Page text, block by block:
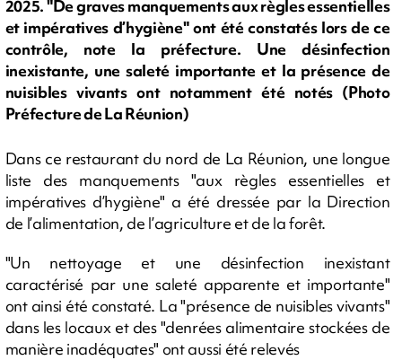
2025. "De graves manquements aux règles essentielles
et impératives d’hygiène" ont été constatés lors de ce
contrôle, note la préfecture. Une désinfection
inexistante, une saleté importante et la présence de
nuisibles vivants ont notamment été notés (Photo
Préfecture de La Réunion)
Dans ce restaurant du nord de La Réunion, une longue
liste des manquements "aux règles essentielles et
impératives d’hygiène" a été dressée par la Direction
de l’alimentation, de l’agriculture et de la forêt.
"Un nettoyage et une désinfection inexistant
caractérisé par une saleté apparente et importante"
ont ainsi été constaté. La "présence de nuisibles vivants"
dans les locaux et des "denrées alimentaire stockées de
manière inadéquates" ont aussi été relevés